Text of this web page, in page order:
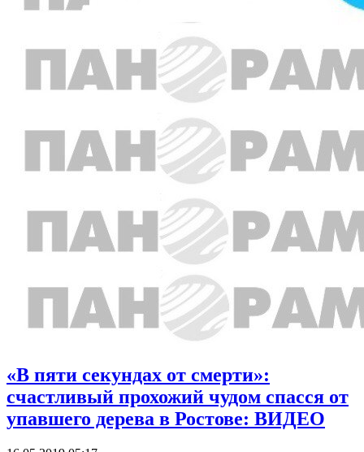
«В пяти секундах от смерти»:
счастливый прохожий чудом спасся от
упавшего дерева в Ростове: ВИДЕО